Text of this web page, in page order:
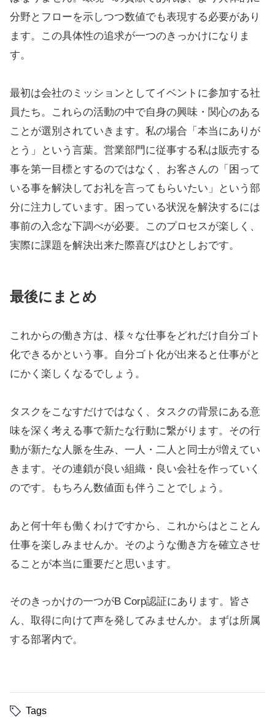
分野とフローを示しつつ数値でも表現する必要があり
ます。この具体性の追求が一つのきっかけになりま
す。
最初は会社のミッションとしてイベントに参加する社
員たち。これらの活動の中で自身の興味・関心のある
ことが選別されていきます。私の場合「本当にありが
とう」という言葉。営業部門に従事する私は販売する
事を第一目標とするのではなく、お客さんの「困って
いる事を解決してお礼を言ってもらいたい」という部
分に注力しています。困っている状況を解決するには
事前の入念な下調べが必要。このプロセスが楽しく、
実際に課題を解決出来た際喜びはひとしおです。
最後にまとめ
これからの働き方は、様々な仕事をどれだけ自分ゴト
化できるかという事。自分ゴト化が出来ると仕事がと
にかく楽しくなるでしょう。
タスクをこなすだけではなく、タスクの背景にある意
味を深く考える事で新たな行動に繋がります。その行
動が新たな人脈を生み、一人・二人と同士が増えてい
きます。その連鎖が良い組織・良い会社を作っていく
のです。もちろん数値面も伴うことでしょう。
あと何十年も働くわけですから、これからはとことん
仕事を楽しみませんか。そのような働き方を確立させ
ることが本当に重要だと思います。
そのきっかけの一つがB Corp認証にあります。皆さ
ん、取得に向けて声を発してみませんか。まずは所属
する部署内で。
Tags